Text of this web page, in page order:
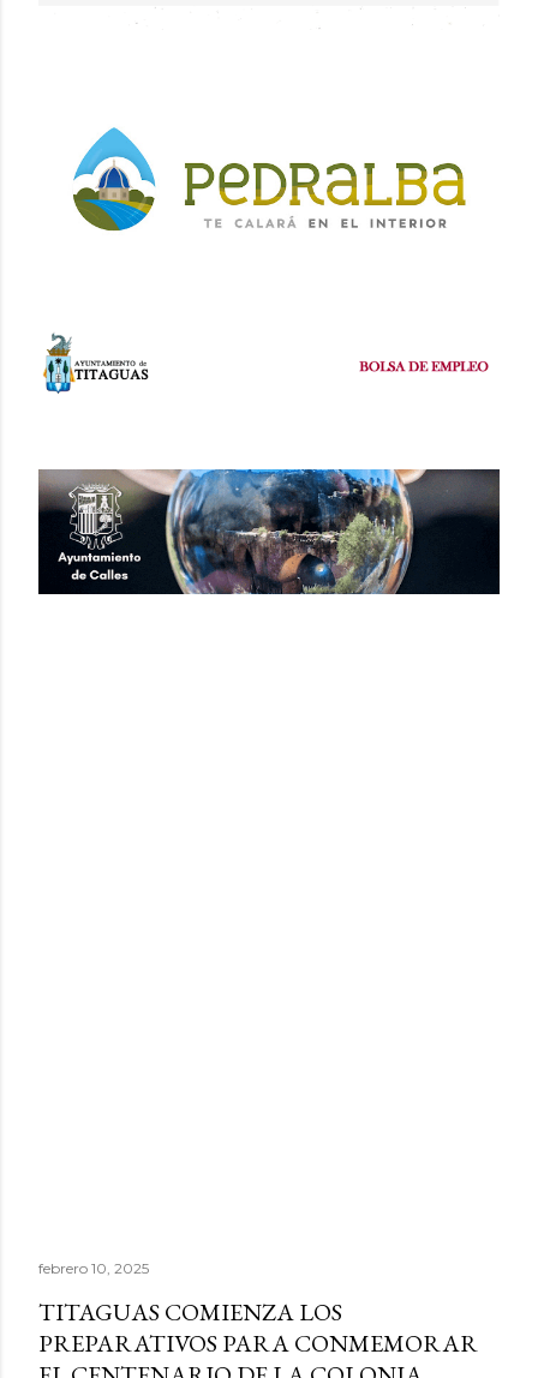
febrero 10, 2025
TITAGUAS COMIENZA LOS
PREPARATIVOS PARA CONMEMORAR